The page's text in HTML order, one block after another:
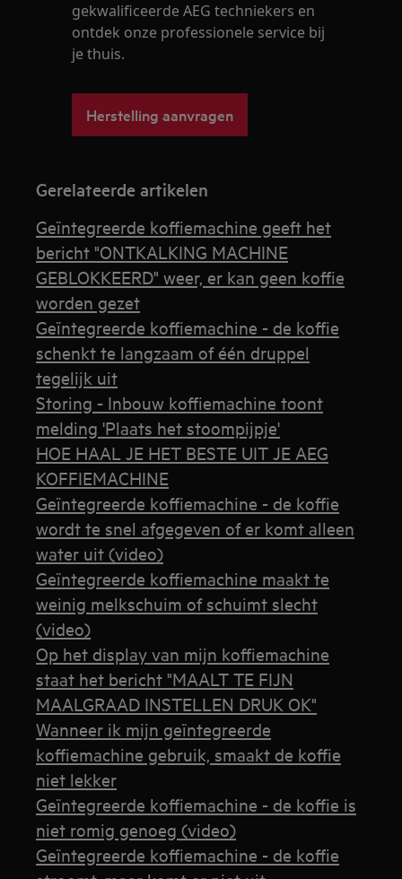
gekwalificeerde AEG techniekers en
ontdek onze professionele service bij
je thuis.
Herstelling aanvragen
Gerelateerde artikelen
Geïntegreerde koffiemachine geeft het
bericht "ONTKALKING MACHINE
GEBLOKKEERD" weer, er kan geen koffie
worden gezet
Geïntegreerde koffiemachine - de koffie
schenkt te langzaam of één druppel
tegelijk uit
Storing - Inbouw koffiemachine toont
melding 'Plaats het stoompijpje'
HOE HAAL JE HET BESTE UIT JE AEG
KOFFIEMACHINE
Geïntegreerde koffiemachine - de koffie
wordt te snel afgegeven of er komt alleen
water uit (video)
Geïntegreerde koffiemachine maakt te
weinig melkschuim of schuimt slecht
(video)
Op het display van mijn koffiemachine
staat het bericht "MAALT TE FIJN
MAALGRAAD INSTELLEN DRUK OK"
Wanneer ik mijn geïntegreerde
koffiemachine gebruik, smaakt de koffie
niet lekker
Geïntegreerde koffiemachine - de koffie is
niet romig genoeg (video)
Geïntegreerde koffiemachine - de koffie